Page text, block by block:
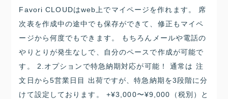
Favori CLOUDはweb上でマイページを作れます。 席
次表を作成中の途中でも保存ができて、修正もマイペ
ージから何度でもできます。 もちろんメールや電話の
やりとりが発生なしで、自分のペースで作成が可能で
す。 2.オプションで特急納期対応が可能！ 通常は 注
文日から5営業日目 出荷ですが、特急納期を3段階に分
けて設定しております。 +¥3,000〜¥9,000（税別）と